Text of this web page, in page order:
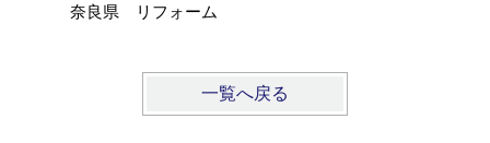
奈良県 リフォーム
一覧へ戻る